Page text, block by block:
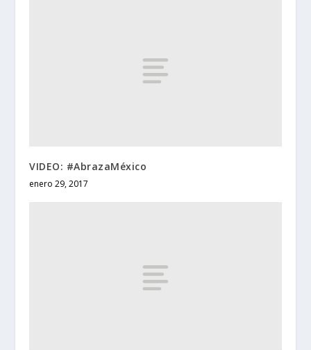
VIDEO: #AbrazaMéxico
enero 29, 2017